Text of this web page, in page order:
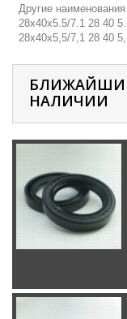
Другие
28х40х5.5/7.1 28 40
28х40х5,5/7,1 28 40
НАЛИЧИИ